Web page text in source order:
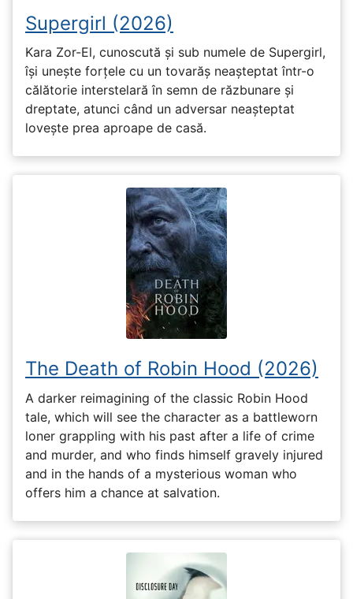
Supergirl (2026)
Kara Zor-El, cunoscută și sub numele de Supergirl,
își unește forțele cu un tovarăș neașteptat într-o
călătorie interstelară în semn de răzbunare și
dreptate, atunci când un adversar neașteptat
lovește prea aproape de casă.
The Death of Robin Hood (2026)
A darker reimagining of the classic Robin Hood
tale, which will see the character as a battleworn
loner grappling with his past after a life of crime
and murder, and who finds himself gravely injured
and in the hands of a mysterious woman who
offers him a chance at salvation.